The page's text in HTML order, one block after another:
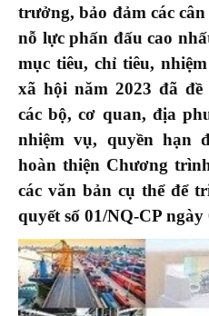
trưởng, bảo đảm các
nỗ lực phấn đấu cao
mục tiêu, chỉ tiêu,
xã hội năm 2023 đã đề
các bộ, cơ quan, địa
nhiệm vụ, quyền hạn
hoàn thiện Chương
các văn bản cụ thể để
quyết số 01/NQ-CP ngày